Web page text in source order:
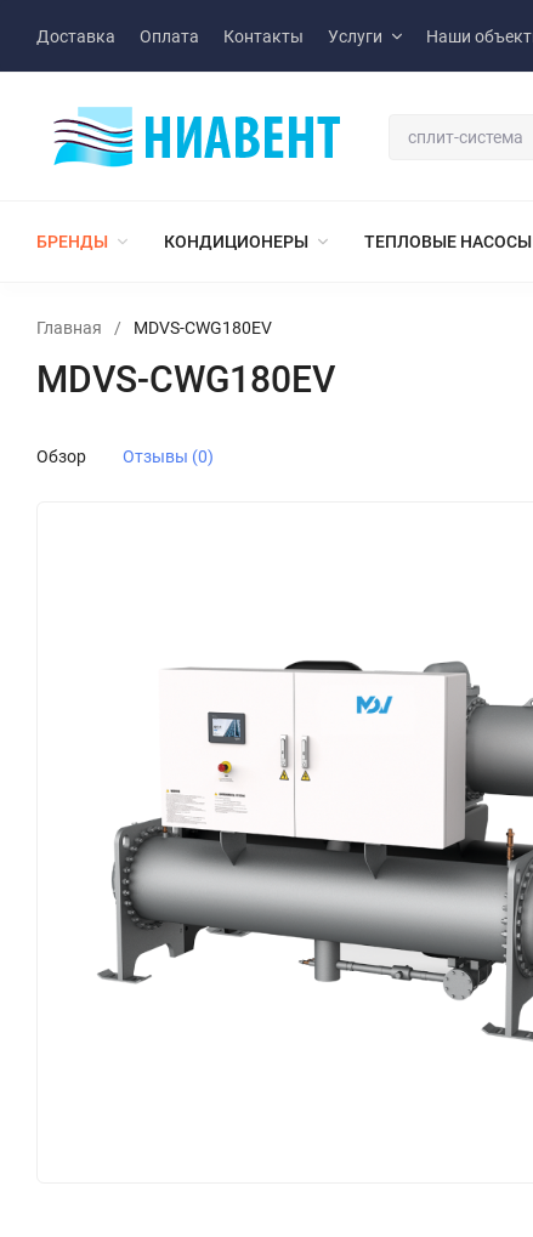
Доставка Оплата Контакты Услуги Наши
БРЕНДЫ КОНДИЦИОНЕРЫ ТЕПЛОВЫЕ НАСОСЫ
Главная / MDVS-CWG180EV
MDVS-CWG180EV
Обзор Отзывы (0)